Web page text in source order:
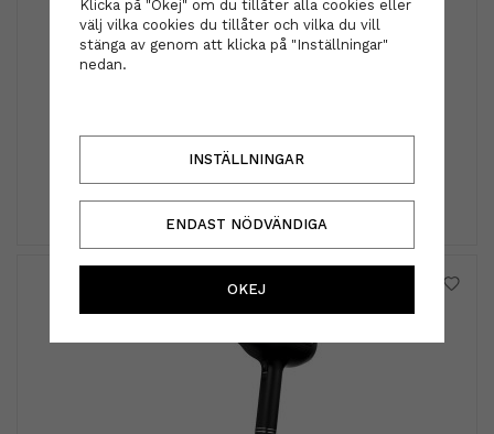
29 kr
INFO KÖP
Klicka på "Okej" om du tillåter alla cookies eller
välj vilka cookies du tillåter och vilka du vill
stänga av genom att klicka på "Inställningar"
nedan.
INSTÄLLNINGAR
ENDAST NÖDVÄNDIGA
OKEJ